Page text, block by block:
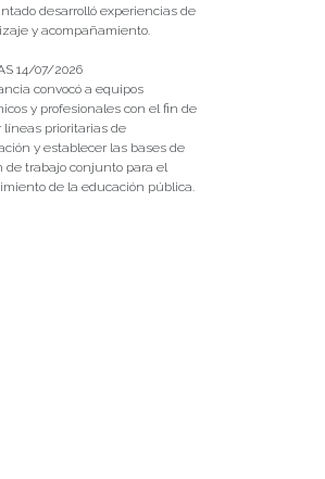
desarrolló experiencias de
y acompañamiento.
14/07/2026
convocó a equipos
y profesionales con el fin de
líneas prioritarias de
y establecer las bases de
de trabajo conjunto para el
de la educación pública.